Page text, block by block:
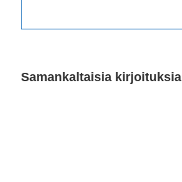
Samankaltaisia kirjoituksia